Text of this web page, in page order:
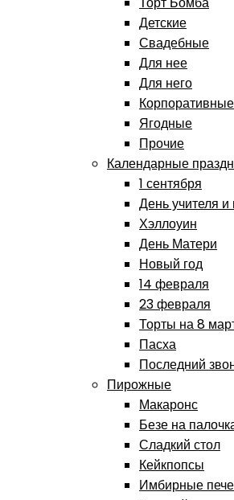
Детские
Свадебные
Для нее
Для него
Корпоративные
Ягодные
Прочие
Календарные
1 сентября
День учителя и
Хэллоуин
День Матери
Новый год
14 февраля
23 февраля
Торты на 8
Пасха
Последний
Пирожные
Макаронс
Безе на
Сладкий стол
Кейкпопсы
Имбирные